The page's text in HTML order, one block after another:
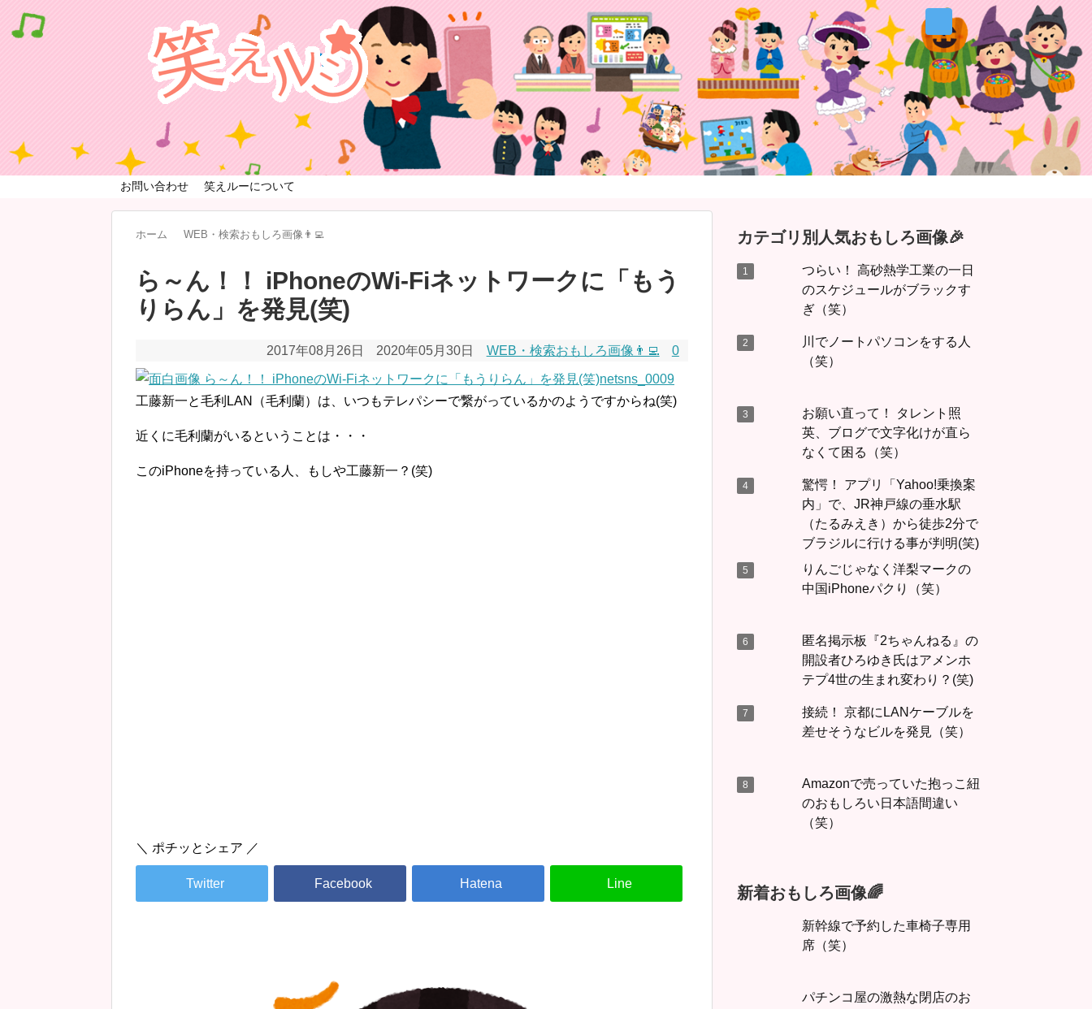
お問い合わせ 笑えルーについて
ホーム WEB・検索おもしろ画像👨‍💻
ら～ん！！ iPhoneのWi-Fiネットワークに「もう
りらん」を発見(笑)
2017年08月26日 2020年05月30日 WEB・検索おもしろ画像👨‍💻 0
工藤新一と毛利LAN（毛利蘭）は、いつもテレパシーで繋がっているかのようですからね(笑)
近くに毛利蘭がいるということは・・・
このiPhoneを持っている人、もしや工藤新一？(笑)
＼ ポチッとシェア ／
カテゴリ別人気おもしろ画像🎉
つらい！ 高砂熱学工業の一日
のスケジュールがブラックす
ぎ（笑）
川でノートパソコンをする人
（笑）
お願い直って！ タレント照
英、ブログで文字化けが直ら
なくて困る（笑）
驚愕！ アプリ「Yahoo!乗換案
内」で、JR神戸線の垂水駅
（たるみえき）から徒歩2分で
ブラジルに行ける事が判明(笑)
りんごじゃなく洋梨マークの
中国iPhoneパクり（笑）
匿名掲示板『2ちゃんねる』の
開設者ひろゆき氏はアメンホ
テプ4世の生まれ変わり？(笑)
接続！ 京都にLANケーブルを
差せそうなビルを発見（笑）
Amazonで売っていた抱っこ紐
のおもしろい日本語間違い
（笑）
新着おもしろ画像🌈
新幹線で予約した車椅子専用
席（笑）
パチンコ屋の激熱な閉店のお